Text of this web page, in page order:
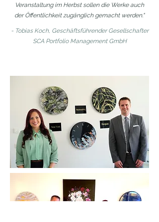
Veranstaltung im Herbst sollen die Werke auch
der Öffentlichkeit zugänglich gemacht werden."​
- Tobias Koch, Geschäftsführender Gesellschafter
SCA Portfolio Management GmbH